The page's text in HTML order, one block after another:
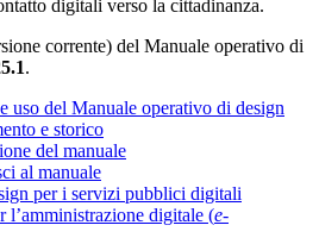
digitali verso la cittadinanza.
corrente) del Manuale operativo di
.
uso del Manuale operativo di design
e storico
del manuale
al manuale
per i servizi pubblici digitali
l’amministrazione digitale (e-